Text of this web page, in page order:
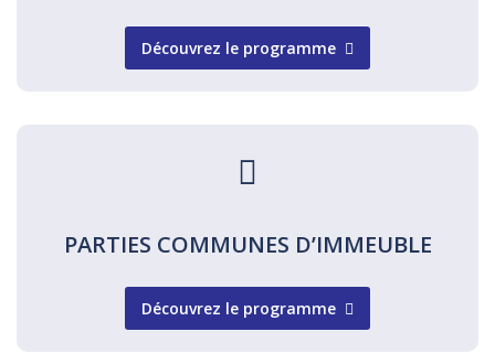
Découvrez le programme
PARTIES COMMUNES D’IMMEUBLE
Découvrez le programme